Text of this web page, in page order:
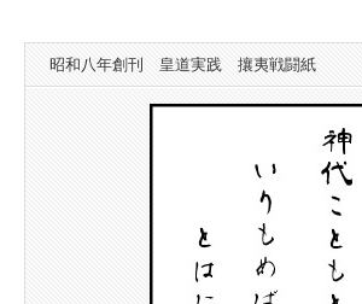
昭和八年創刊 皇道実践 攘夷戦闘紙